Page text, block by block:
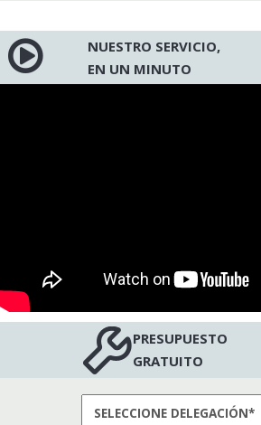
NUESTRO SERVICIO,
EN UN MINUTO
PRESUPUESTO
GRATUITO